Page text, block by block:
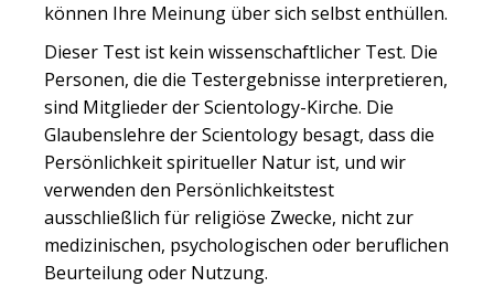
können Ihre Meinung über sich selbst enthüllen.
Dieser Test ist kein wissenschaftlicher Test. Die
Personen, die die Testergebnisse interpretieren,
sind Mitglieder der Scientology-Kirche. Die
Glaubenslehre der Scientology besagt, dass die
Persönlichkeit spiritueller Natur ist, und wir
verwenden den Persönlichkeitstest
ausschließlich für religiöse Zwecke, nicht zur
medizinischen, psychologischen oder beruflichen
Beurteilung oder Nutzung.